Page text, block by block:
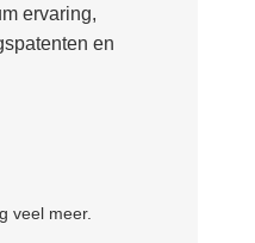
ervaring,
en
veel meer.